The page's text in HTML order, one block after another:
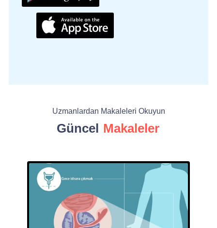
Uzmanlardan Makaleleri Okuyun
Güncel Makaleler